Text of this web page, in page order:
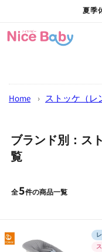
夏季
Home › ストッケ（レ
ブランド別：ス
覧
全5件の商品一覧